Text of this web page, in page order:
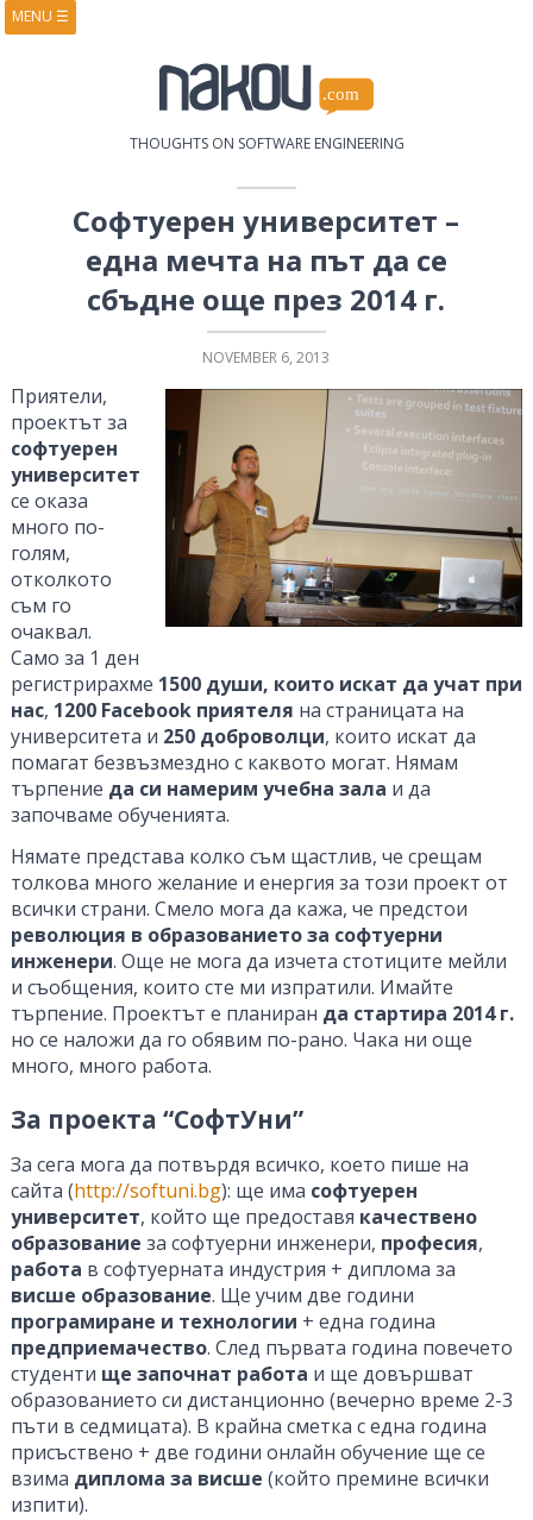
MENU ☰
COURSES
RESEARCH
PUBLICATIONS
THOUGHTS ON SOFTWARE ENGINEERING
Софтуерен университет –
една мечта на път да се
сбъдне още през 2014 г.
NOVEMBER 6, 2013
Приятели,
проектът за
софтуерен
университет
се оказа
много по-
голям,
отколкото
съм го
очаквал.
Само за 1 ден
регистрирахме 1500 души, които искат да учат при
нас, 1200 Facebook приятеля на страницата на
университета и 250 доброволци, които искат да
помагат безвъзмездно с каквото могат. Нямам
търпение да си намерим учебна зала и да
започваме обученията.
Нямате представа колко съм щастлив, че срещам
толкова много желание и енергия за този проект от
всички страни. Смело мога да кажа, че предстои
революция в образованието за софтуерни
инженери. Още не мога да изчета стотиците мейли
и съобщения, които сте ми изпратили. Имайте
търпение. Проектът е планиран да стартира 2014 г.
но се наложи да го обявим по-рано. Чака ни още
много, много работа.
За проекта “СофтУни”
За сега мога да потвърдя всичко, което пише на
сайта (http://softuni.bg): ще има софтуерен
университет, който ще предоставя качествено
образование за софтуерни инженери, професия,
работа в софтуерната индустрия + диплома за
висше образование. Ще учим две години
програмиране и технологии + една година
предприемачество. След първата година повечето
студенти ще започнат работа и ще довършват
образованието си дистанционно (вечерно време 2-3
пъти в седмицата). В крайна сметка с една година
присъствено + две години онлайн обучение ще се
взима диплома за висше (който премине всички
изпити).